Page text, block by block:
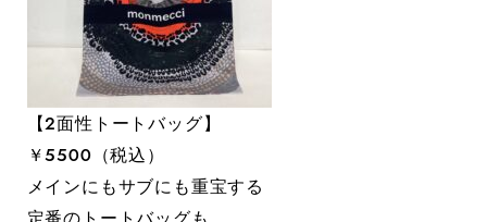
【２面性トートバッグ】
￥５５００（税込）
メインにもサブにも重宝する